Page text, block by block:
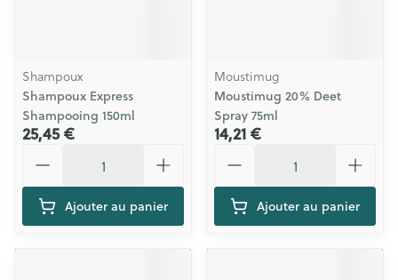
Shampoux
Shampoux Express
Shampooing 150ml
25,45 €
Ajouter au panier
Moustimug
Moustimug 20% Deet
Spray 75ml
14,21 €
Ajouter au panier